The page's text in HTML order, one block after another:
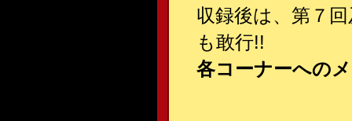
収録後は、第７
も敢行!!
各コーナーへの